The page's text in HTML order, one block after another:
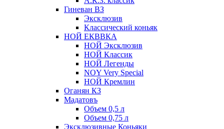
Гиневан ВЗ
Эксклюзив
Классический коньяк
НОЙ ЕКВВКА
НОЙ Эксклюзив
НОЙ Классик
НОЙ Легенды
NOY Very Speсial
НОЙ Кремлин
Оганян КЗ
Мадатовъ
Объем 0,5 л
Объем 0,75 л
Эксклюзивные Коньяки